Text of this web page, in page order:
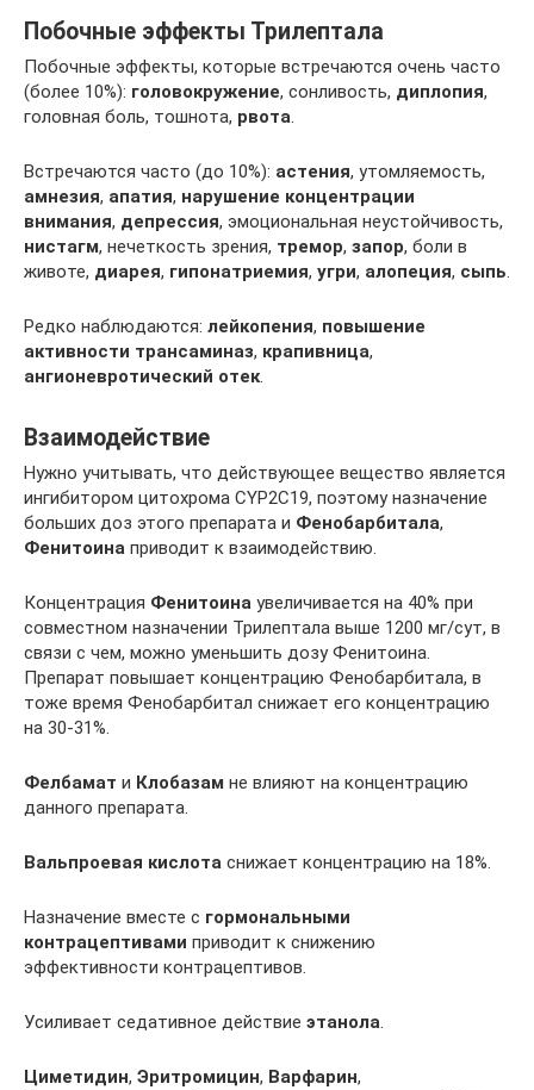
Побочные эффекты Трилептала
Побочные эффекты, которые встречаются очень часто
(более 10%): головокружение, сонливость, диплопия,
головная боль, тошнота, рвота.
Встречаются часто (до 10%): астения, утомляемость,
амнезия, апатия, нарушение концентрации
внимания, депрессия, эмоциональная неустойчивость,
нистагм, нечеткость зрения, тремор, запор, боли в
животе, диарея, гипонатриемия, угри, алопеция, сыпь.
Редко наблюдаются: лейкопения, повышение
активности трансаминаз, крапивница,
ангионевротический отек.
Взаимодействие
Нужно учитывать, что действующее вещество является
ингибитором цитохрома CYP2C19, поэтому назначение
больших доз этого препарата и Фенобарбитала,
Фенитоина приводит к взаимодействию.
Концентрация Фенитоина увеличивается на 40% при
совместном назначении Трилептала выше 1200 мг/сут, в
связи с чем, можно уменьшить дозу Фенитоина.
Препарат повышает концентрацию Фенобарбитала, в
тоже время Фенобарбитал снижает его концентрацию
на 30-31%.
Фелбамат и Клобазам не влияют на концентрацию
данного препарата.
Вальпроевая кислота снижает концентрацию на 18%.
Назначение вместе с гормональными
контрацептивами приводит к снижению
эффективности контрацептивов.
Усиливает седативное действие этанола.
Циметидин, Эритромицин, Варфарин,